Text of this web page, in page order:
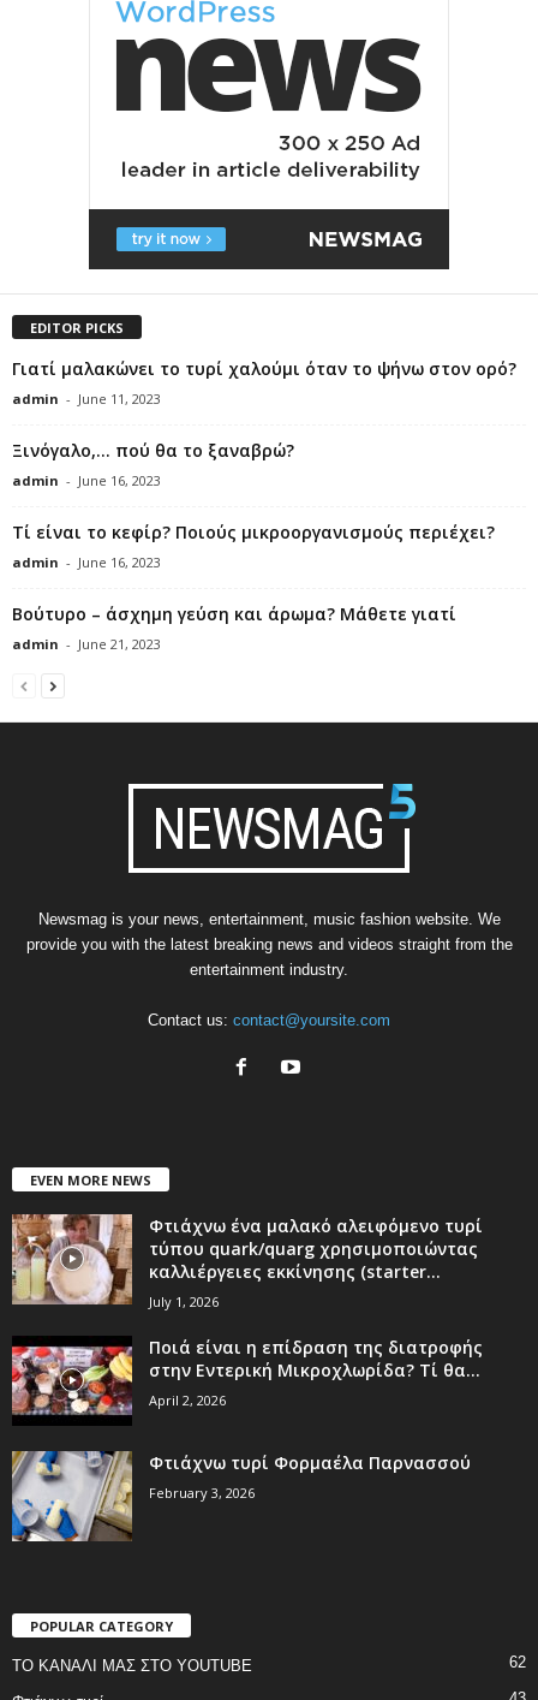
EDITOR PICKS
Γιατί μαλακώνει το τυρί χαλούμι όταν το ψήνω στον ορό?
admin - June 11, 2023
Ξινόγαλο,… πού θα το ξαναβρώ?
admin - June 16, 2023
Τί είναι το κεφίρ? Ποιούς μικροοργανισμούς περιέχει?
admin - June 16, 2023
Βούτυρο – άσχημη γεύση και άρωμα? Μάθετε γιατί
admin - June 21, 2023
Newsmag is your news, entertainment, music fashion website. We
provide you with the latest breaking news and videos straight from the
entertainment industry.
Contact us: contact@yoursite.com
EVEN MORE NEWS
Φτιάχνω ένα μαλακό αλειφόμενο τυρί
τύπου quark/quarg χρησιμοποιώντας
καλλιέργειες εκκίνησης (starter...
July 1, 2026
Ποιά είναι η επίδραση της διατροφής
στην Εντερική Μικροχλωρίδα? Τί θα...
April 2, 2026
Φτιάχνω τυρί Φορμαέλα Παρνασσού
February 3, 2026
POPULAR CATEGORY
ΤΟ ΚΑΝΑΛΙ ΜΑΣ ΣΤΟ YOUTUBE 62